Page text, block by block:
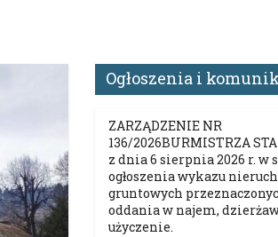
Ogłoszenia i
ZARZĄDZENIE NR
136/2026BURMISTRZA
z dnia 6 sierpnia 2026 r. w
ogłoszenia wykazu
gruntowych
oddania w najem,
użyczenie.